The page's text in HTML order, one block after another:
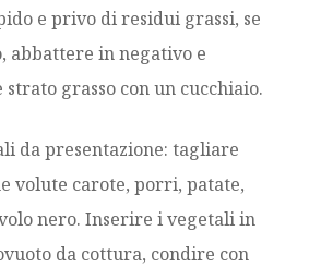
e privo di residui grassi, se
abbattere in negativo e
grasso con un cucchiaio.
da presentazione: tagliare
volute carote, porri, patate,
nero. Inserire i vegetali in
da cottura, condire con